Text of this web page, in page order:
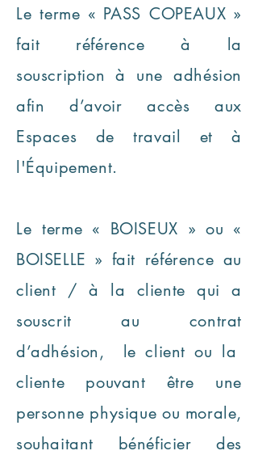
Le terme « PASS COPEAUX »
fait référence à la
souscription à une adhésion
afin d’avoir accès aux
Espaces de travail et à
l'Équipement.
Le terme « BOISEUX » ou «
BOISELLE » fait référence au
client / à la cliente qui a
souscrit au contrat
d’adhésion, le client ou la
cliente pouvant être une
personne physique ou morale,
souhaitant bénéficier des